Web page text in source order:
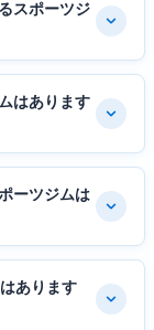
スポーツジ
はあります
ーツジムは
あります